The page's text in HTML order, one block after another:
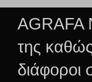
AGRAFA
της καθώς
διάφοροι